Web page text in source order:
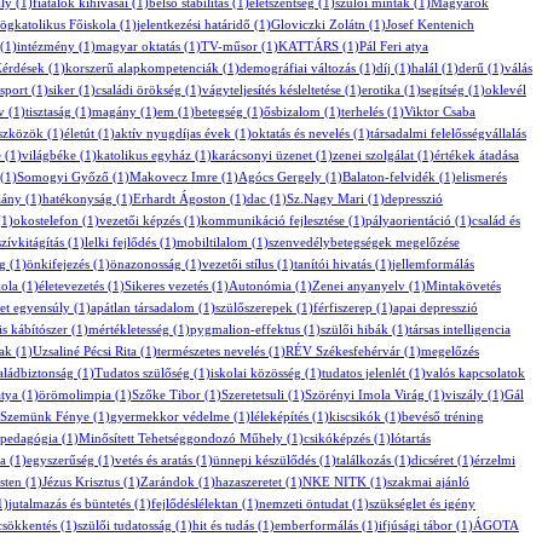
Főiskola (1)jelentkezési határidő (1)Gloviczki Zolátn (1)Josef Kentenich
(1)intézmény (1)magyar oktatás (1)TV-műsor (1)KATTÁRS (1)Pál Feri atya
(1)korszerű alapkompetenciák (1)demográfiai változás (1)díj (1)halál (1)derű (1)válás
sport (1)siker (1)családi örökség (1)vágyteljesítés késleltetése (1)erotika (1)segítség (1)oklevél
(1)tisztaság (1)magány (1)em (1)betegség (1)ősbizalom (1)terhelés (1)Viktor Csaba
(1)életút (1)aktív nyugdíjas évek (1)oktatás és nevelés (1)társadalmi felelősségvállalás
(1)világbéke (1)katolikus egyház (1)karácsonyi üzenet (1)zenei szolgálat (1)értékek átadása
(1)Somogyi Győző (1)Makovecz Imre (1)Agócs Gergely (1)Balaton-felvidék (1)elismerés
(1)hatékonyság (1)Erhardt Ágoston (1)dac (1)Sz.Nagy Mari (1)depresszió
okostelefon (1)vezetői képzés (1)kommunikáció fejlesztése (1)pályaorientáció (1)család és
(1)lelki fejlődés (1)mobiltilalom (1)szenvedélybetegségek megelőzése
(1)önkifejezés (1)önazonosság (1)vezetői stílus (1)tanítói hivatás (1)jellemformálás
(1)életevezetés (1)Sikeres vezetés (1)Autonómia (1)Zenei anyanyelv (1)Mintakövetés
egyensúly (1)apátlan társadalom (1)szülőszerepek (1)férfiszerep (1)apai depresszió
kábítószer (1)mértékletesség (1)pygmalion-effektus (1)szülői hibák (1)társas intelligencia
(1)Uzsaliné Pécsi Rita (1)természetes nevelés (1)RÉV Székesfehérvár (1)megelőzés
(1)Tudatos szülőség (1)iskolai közösség (1)tudatos jelenlét (1)valós kapcsolatok
(1)örömolimpia (1)Szőke Tibor (1)Szeretetsuli (1)Szörényi Imola Virág (1)viszály (1)Gál
Szemünk Fénye (1)gyermekkor védelme (1)léleképítés (1)kiscsikók (1)bevéső tréning
(1)Minősített Tehetséggondozó Műhely (1)csikóképzés (1)lótartás
(1)egyszerűség (1)vetés és aratás (1)ünnepi készülődés (1)találkozás (1)dicséret (1)érzelmi
(1)Jézus Krisztus (1)Zarándok (1)hazaszeretet (1)NKE NITK (1)szakmai ajánló
jutalmazás és büntetés (1)fejlődéslélektan (1)nemzeti öntudat (1)szükséglet és igény
(1)szülői tudatosság (1)hit és tudás (1)emberformálás (1)ifjúsági tábor (1)ÁGOTA